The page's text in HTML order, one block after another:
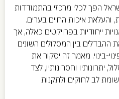
הפך לכלי מרכזי בהתמודדות
והעלאת איכות החיים בערים.
ייחודיות בפרויקטים כאלה, אך
ההבדלים בין המסלולים השונים
38/1, תמ"א 38/2, ופינוי-בינוי. מאמר זה יסקור את
יתרונותיו וחסרונותיו, לצד
לב לחוקים ולתקנות